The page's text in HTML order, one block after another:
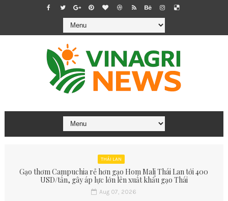
THÁI LAN
Gạo thơm Campuchia rẻ hơn gạo Hom Mali Thái Lan tới 400
USD/tấn, gây áp lực lớn lên xuất khẩu gạo Thái
Aug 07, 2026